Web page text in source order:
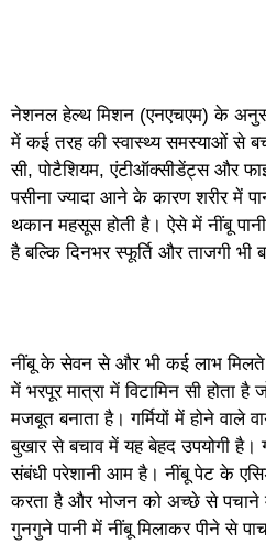
नेशनल हेल्थ मिशन (एनएचएम) के
में कई तरह की स्वास्थ्य समस्याओं से
सी, पोटैशियम, एंटीऑक्सीडेंट्स और
पसीना ज्यादा आने के कारण शरीर में
थकान महसूस होती है। ऐसे में नींबू
है बल्कि दिनभर स्फूर्ति और ताजगी भी
नींबू के सेवन से और भी कई लाभ मिलते
में भरपूर मात्रा में विटामिन सी होता है
मजबूत बनाता है। गर्मियों में होने वाले
बुखार से बचाव में यह बेहद उपयोगी
संबंधी परेशानी आम है। नींबू पेट के
करता है और भोजन को अच्छे से पचाने
गुनगुने पानी में नींबू मिलाकर पीने से